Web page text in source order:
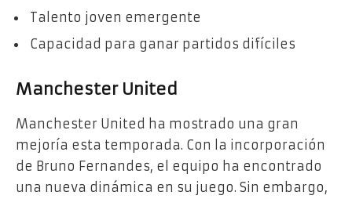
Talento joven emergente
Capacidad para ganar partidos difíciles
Manchester United
Manchester United ha mostrado una gran
mejoría esta temporada. Con la incorporación
de Bruno Fernandes, el equipo ha encontrado
una nueva dinámica en su juego. Sin embargo,